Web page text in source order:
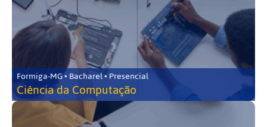
Formiga-MG • Bacharel • Presencial
Ciência da Computação